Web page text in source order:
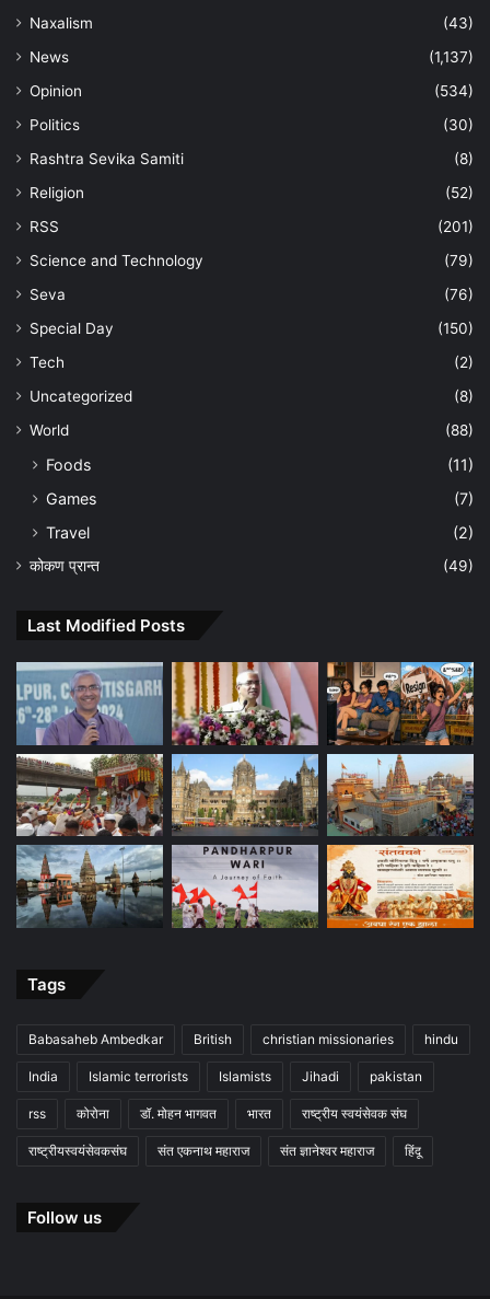
Naxalism
(43)
News
(1,137)
Opinion
(534)
Politics
(30)
Rashtra Sevika Samiti
(8)
Religion
(52)
RSS
(201)
Science and Technology
(79)
Seva
(76)
Special Day
(150)
Tech
(2)
Uncategorized
(8)
World
(88)
Foods
(11)
Games
(7)
Travel
(2)
कोकण प्रान्त (49)
Last Modified Posts
Tags
Babasaheb Ambedkar British christian missionaries hindu
India Islamic terrorists Islamists Jihadi pakistan
rss कोरोना डॉ. मोहन भागवत भारत राष्ट्रीय स्वयंसेवक संघ
राष्ट्रीयस्वयंसेवकसंघ संत एकनाथ महाराज संत ज्ञानेश्वर महाराज हिंदू
Follow us